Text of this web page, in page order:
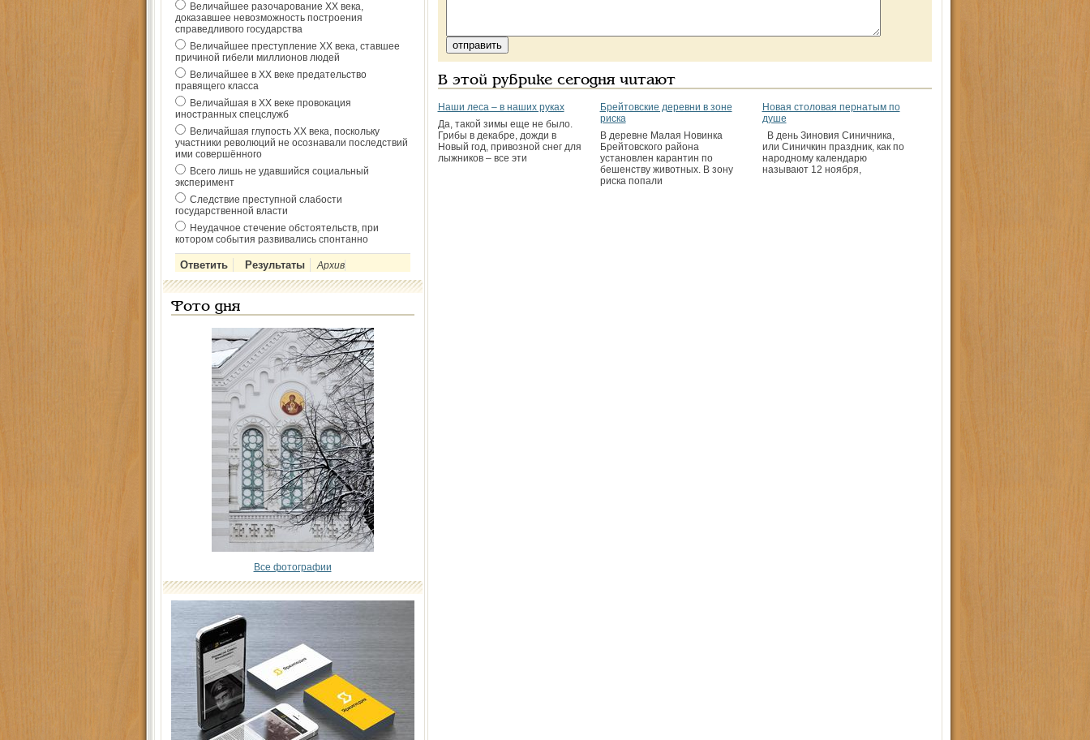
Величайшее разочарование ХХ века,
доказавшее невозможность построения
справедливого государства
Величайшее преступление ХХ века, ставшее
причиной гибели миллионов людей
Величайшее в ХХ веке предательство
правящего класса
Величайшая в ХХ веке провокация
иностранных спецслужб
Величайшая глупость ХХ века, поскольку
участники революций не осознавали последствий
ими совершённого
Всего лишь не удавшийся социальный
эксперимент
Следствие преступной слабости
государственной власти
Неудачное стечение обстоятельств, при
котором события развивались спонтанно
Архив
Фото дня
Все фотографии
В этой рубрике сегодня читают
Наши леса – в наших руках
Да, такой зимы еще не было.
Грибы в декабре, дожди в
Новый год, привозной снег для
лыжников – все эти
Брейтовские деревни в зоне
риска
В деревне Малая Новинка
Брейтовского района
установлен карантин по
бешенству животных. В зону
риска попали
Новая столовая пернатым по
душе
В день Зиновия Синичника,
или Синичкин праздник, как по
народному календарю
называют 12 ноября,